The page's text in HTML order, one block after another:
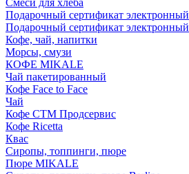
Смеси для хлеба
Подарочный сертификат электронный
Подарочный сертификат электронный
Кофе, чай, напитки
Морсы, смузи
КОФЕ MIKALE
Чай пакетированный
Кофе Face to Face
Чай
Кофе СТМ Продсервис
Кофе Ricetta
Квас
Сиропы, топпинги, пюре
Пюре MIKALE